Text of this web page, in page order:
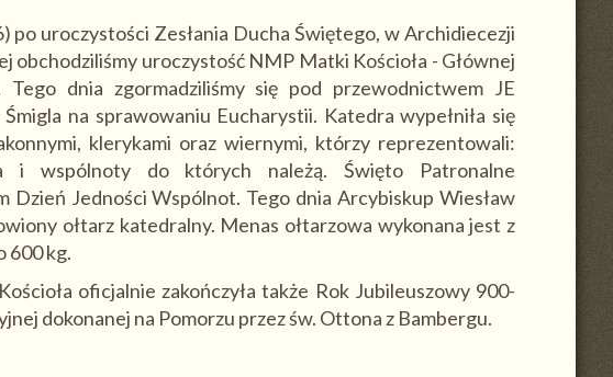
po uroczystości Zesłania Ducha Świętego, w Archidiecezji
obchodziliśmy uroczystość NMP Matki Kościoła - Głównej
Tego dnia zgormadziliśmy się pod przewodnictwem JE
na sprawowaniu Eucharystii. Katedra wypełniła się
klerykami oraz wiernymi, którzy reprezentowali:
i wspólnoty do których należą. Święto Patronalne
Dzień Jedności Wspólnot. Tego dnia Arcybiskup Wiesław
ołtarz katedralny. Menas ołtarzowa wykonana jest z
600 kg.
oficjalnie zakończyła także Rok Jubileuszowy 900-
dokonanej na Pomorzu przez św. Ottona z Bambergu.